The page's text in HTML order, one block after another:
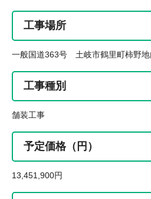
工事場所
一般国道363号 土岐市鶴里町柿野地
工事種別
舗装工事
予定価格（円）
13,451,900円